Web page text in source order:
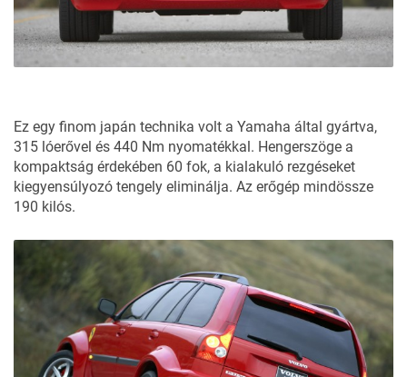
Ez egy finom japán technika volt a Yamaha által gyártva,
315 lóerővel és 440 Nm nyomatékkal. Hengerszöge a
kompaktság érdekében 60 fok, a kialakuló rezgéseket
kiegyensúlyozó tengely eliminálja. Az erőgép mindössze
190 kilós.